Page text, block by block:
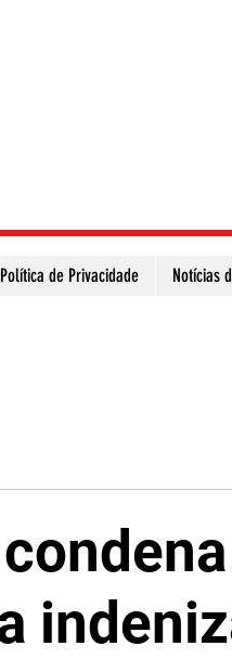
Política de Privacidade Notícias